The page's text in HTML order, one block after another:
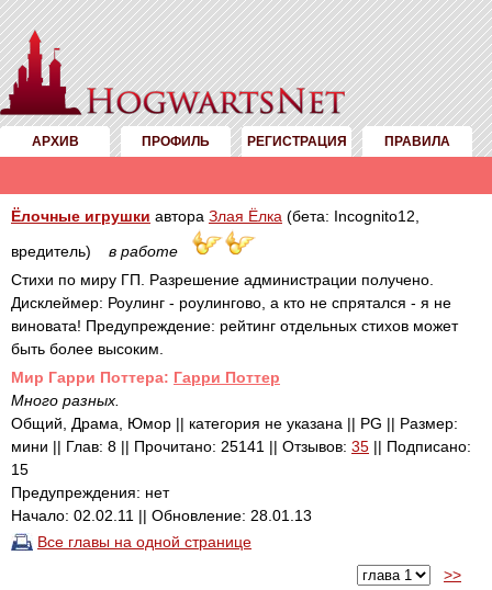
АРХИВ ПРОФИЛЬ РЕГИСТРАЦИЯ ПРАВИЛА
Ёлочные игрушки автора Злая Ёлка (бета: Incognito12,
вредитель) в работе
Стихи по миру ГП. Разрешение администрации получено.
Дисклеймер: Роулинг - роулингово, а кто не спрятался - я не
виновата! Предупреждение: рейтинг отдельных стихов может
быть более высоким.
Mир Гарри Поттера: Гарри Поттер
Много разных.
Общий, Драма, Юмор || категория не указана || PG || Размер:
мини || Глав: 8 || Прочитано: 25141 || Отзывов: 35 || Подписано:
15
Предупреждения: нет
Начало: 02.02.11 || Обновление: 28.01.13
Все главы на одной странице
>>